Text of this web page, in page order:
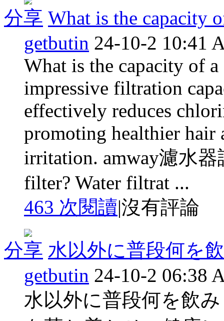
分享 What is the capacity
getbutin 24-10-2 10:41
What is the capacity of
impressive filtration
effectively reduces
promoting healthier hair
irritation. amway濾水器
filter? Water filtrat ...
463 次閱讀|沒有評論
分享 水以外に普段何を
getbutin 24-10-2 06:38
水以外に普段何を飲